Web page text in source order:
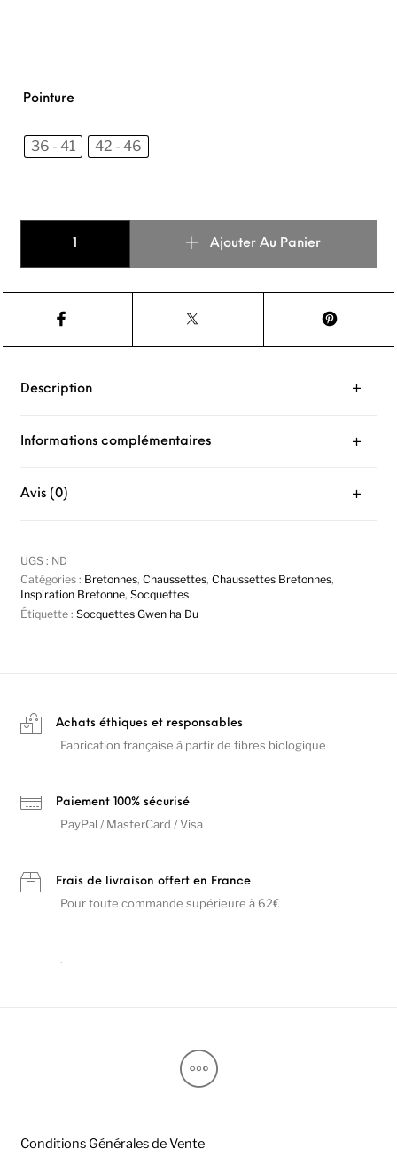
Pointure
36 - 41 42 - 46
Ajouter Au Panier
Description
Informations complémentaires
Avis (0)
UGS : ND
Catégories : Bretonnes, Chaussettes, Chaussettes Bretonnes,
Inspiration Bretonne, Socquettes
Étiquette : Socquettes Gwen ha Du
Achats éthiques et responsables
Fabrication française à partir de fibres biologique
Paiement 100% sécurisé
PayPal / MasterCard / Visa
Frais de livraison offert en France
Pour toute commande supérieure à 62€
.
Conditions Générales de Vente